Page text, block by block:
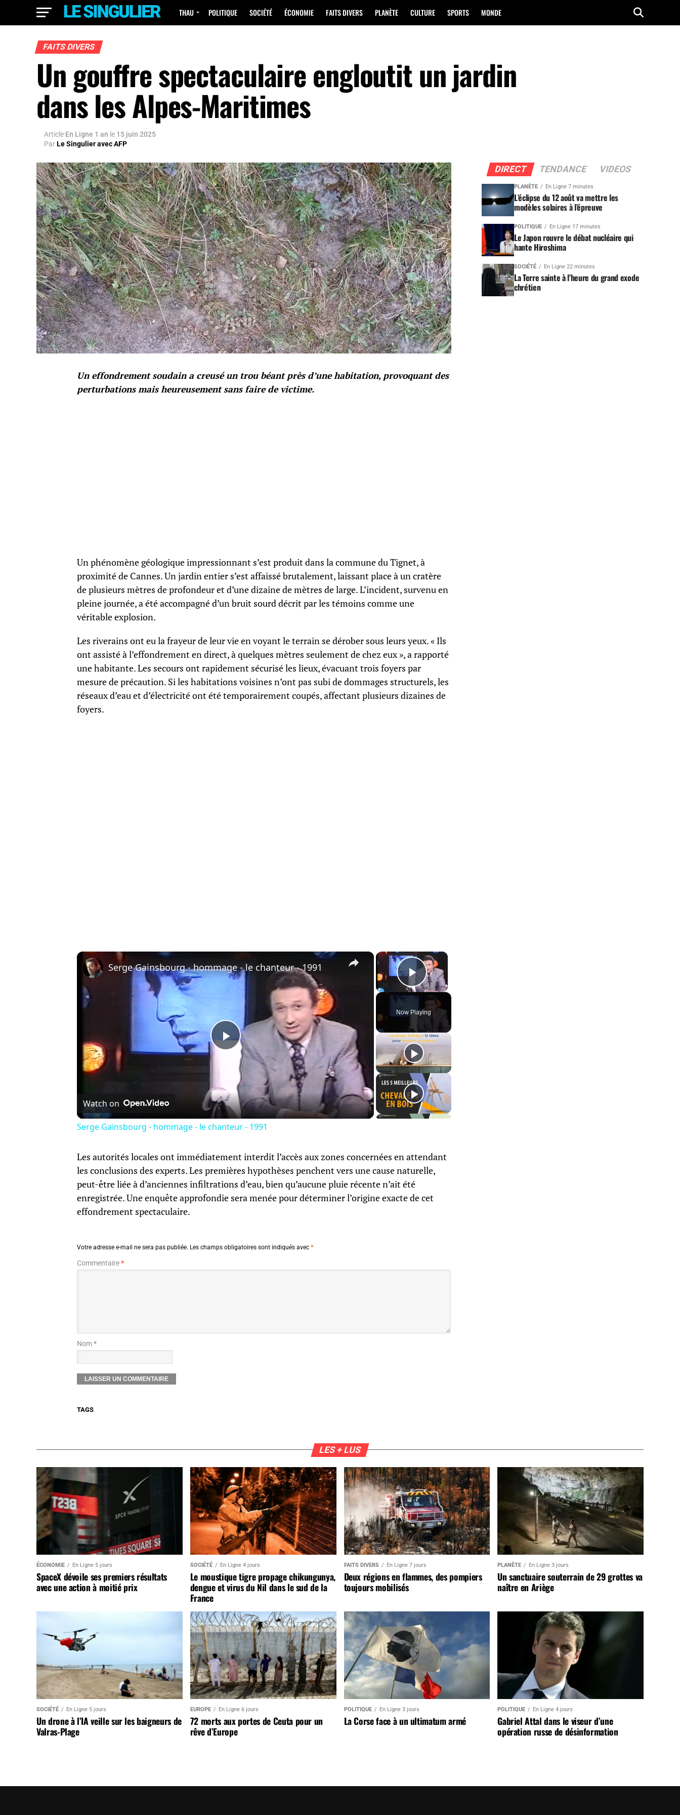
THAU POLITIQUE SOCIÉTÉ ÉCONOMIE FAITS DIVERS PLANÈTE CULTURE SPORTS MONDE
FAITS DIVERS
Un gouffre spectaculaire engloutit un jardin
dans les Alpes-Maritimes
Article En Ligne 1 an le 15 juin 2025
ParLe Singulier avec AFP
Un effondrement soudain a creusé un trou béant près d’une habitation, provoquant des
perturbations mais heureusement sans faire de victime.
Un phénomène géologique impressionnant s’est produit dans la commune du Tignet, à
proximité de Cannes. Un jardin entier s’est affaissé brutalement, laissant place à un cratère
de plusieurs mètres de profondeur et d’une dizaine de mètres de large. L’incident, survenu en
pleine journée, a été accompagné d’un bruit sourd décrit par les témoins comme une
véritable explosion.
Les riverains ont eu la frayeur de leur vie en voyant le terrain se dérober sous leurs yeux. « Ils
ont assisté à l’effondrement en direct, à quelques mètres seulement de chez eux », a rapporté
une habitante. Les secours ont rapidement sécurisé les lieux, évacuant trois foyers par
mesure de précaution. Si les habitations voisines n’ont pas subi de dommages structurels, les
réseaux d’eau et d’électricité ont été temporairement coupés, affectant plusieurs dizaines de
foyers.
×
Play Video
Now Playing
×
Play
Video
Serge Gainsbourg - hommage - le chanteur - 1991
Watch on
Serge Gainsbourg - hommage - le chanteur - 1991
Les autorités locales ont immédiatement interdit l’accès aux zones concernées en attendant
les conclusions des experts. Les premières hypothèses penchent vers une cause naturelle,
peut-être liée à d’anciennes infiltrations d’eau, bien qu’aucune pluie récente n’ait été
enregistrée. Une enquête approfondie sera menée pour déterminer l’origine exacte de cet
effondrement spectaculaire.
Votre adresse e-mail ne sera pas publiée. Les champs obligatoires sont indiqués avec *
Commentaire*
Nom *
TAGS
DIRECT TENDANCE VIDEOS
PLANÈTE En Ligne 7 minutes
L’éclipse du 12 août va mettre les
modèles solaires à l’épreuve
POLITIQUE En Ligne 17 minutes
Le Japon rouvre le débat nucléaire qui
hante Hiroshima
SOCIÉTÉ En Ligne 22 minutes
La Terre sainte à l’heure du grand exode
chrétien
LES + LUS
ÉCONOMIE En Ligne 5 jours
SpaceX dévoile ses premiers résultats
avec une action à moitié prix
SOCIÉTÉ En Ligne 4 jours
Le moustique tigre propage chikungunya,
dengue et virus du Nil dans le sud de la
France
FAITS DIVERS En Ligne 7 jours
Deux régions en flammes, des pompiers
toujours mobilisés
PLANÈTE En Ligne 3 jours
Un sanctuaire souterrain de 29 grottes va
naître en Ariège
SOCIÉTÉ En Ligne 5 jours
Un drone à l’IA veille sur les baigneurs de
Valras-Plage
EUROPE En Ligne 6 jours
72 morts aux portes de Ceuta pour un
rêve d’Europe
POLITIQUE En Ligne 3 jours
La Corse face à un ultimatum armé
POLITIQUE En Ligne 4 jours
Gabriel Attal dans le viseur d’une
opération russe de désinformation